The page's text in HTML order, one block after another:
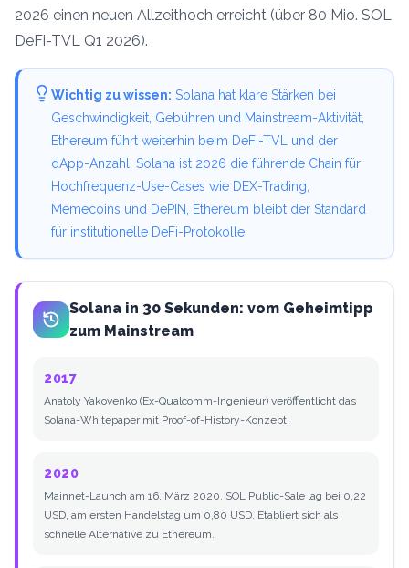
2026 einen neuen Allzeithoch erreicht (über 80 Mio. SOL
DeFi-TVL Q1 2026).
Wichtig zu wissen: Solana hat klare Stärken bei
Geschwindigkeit, Gebühren und Mainstream-Aktivität,
Ethereum führt weiterhin beim DeFi-TVL und der
dApp-Anzahl. Solana ist 2026 die führende Chain für
Hochfrequenz-Use-Cases wie DEX-Trading,
Memecoins und DePIN, Ethereum bleibt der Standard
für institutionelle DeFi-Protokolle.
Solana in 30 Sekunden: vom Geheimtipp
zum Mainstream
2017
Anatoly Yakovenko (Ex-Qualcomm-Ingenieur) veröffentlicht das
Solana-Whitepaper mit Proof-of-History-Konzept.
2020
Mainnet-Launch am 16. März 2020. SOL Public-Sale lag bei 0,22
USD, am ersten Handelstag um 0,80 USD. Etabliert sich als
schnelle Alternative zu Ethereum.